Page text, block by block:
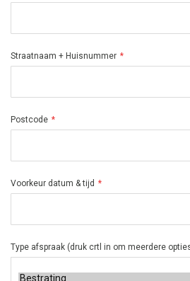
Straatnaam + Huisnummer
Postcode
Voorkeur datum & tijd
Type afspraak (druk crtl in om meerdere